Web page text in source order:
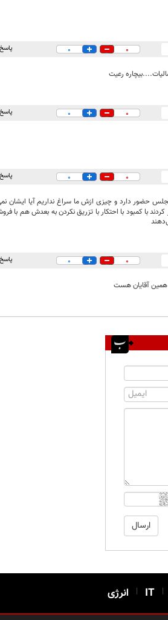
0
0 پاسخ
رعیت
0
0 پاسخ
0
0 پاسخ
حضور دارد و چیزی ازش ما سراغ نداریم آیا ایشان
با کمبود با احتکار با تزریق نکردن به بعدش هم با
0
0 پاسخ
همین آقایان هست
|
IT
| انرژی